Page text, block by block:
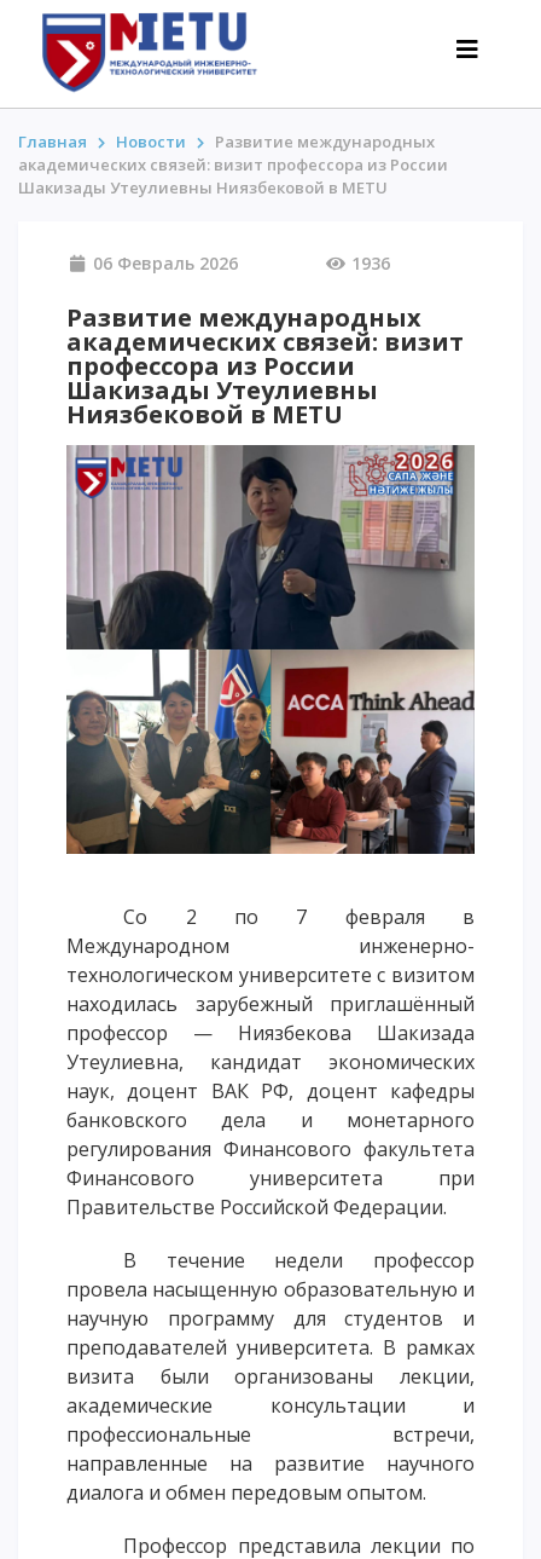
АБИТУРИЕНТАМ
Сценарии поступления-2026
Гранты
АнтиОлимпиада
Стоимость обучения
Скидки и льготы
Меньше 50 баллов/Без ЕНТ
ИНТЕРЕСНОЕ
Международная программа АССА
Проживание и общежития
International studying
METU Courses
ОБРАЗОВАТЕЛЬНЫЕ ПРОГРАММЫ
Магистратура
Докторантура
Второе высшее
Очное с применением дистанционных технологий
ОПЛАТИТЬ ОБУЧЕНИЕ
Главная Новости
Развитие международных
академических связей: визит профессора из России
Шакизады Утеулиевны Ниязбековой в METU
06 Февраль 2026 1936
Развитие международных
академических связей: визит
профессора из России
Шакизады Утеулиевны
Ниязбековой в METU
Со 2 по 7 февраля в
Международном инженерно-
технологическом университете с визитом
находилась зарубежный приглашённый
профессор — Ниязбекова Шакизада
Утеулиевна, кандидат экономических
наук, доцент ВАК РФ, доцент кафедры
банковского дела и монетарного
регулирования Финансового факультета
Финансового университета при
Правительстве Российской Федерации.
В течение недели профессор
провела насыщенную образовательную и
научную программу для студентов и
преподавателей университета. В рамках
визита были организованы лекции,
академические консультации и
профессиональные встречи,
направленные на развитие научного
диалога и обмен передовым опытом.
Профессор представила лекции по